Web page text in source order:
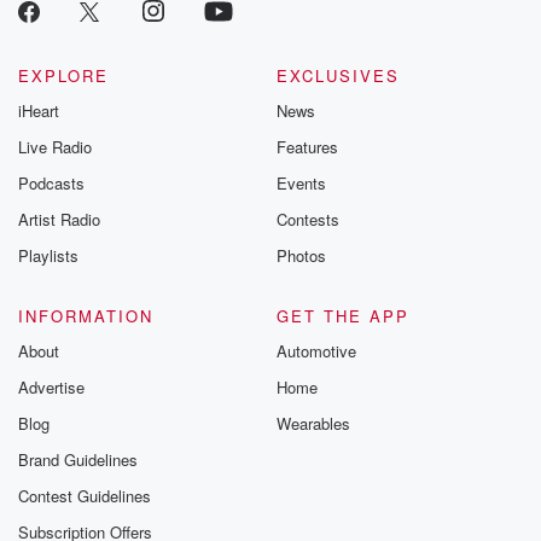
EXPLORE
iHeart
Live Radio
Podcasts
Artist Radio
Playlists
EXCLUSIVES
News
Features
Events
Contests
Photos
INFORMATION
About
Advertise
Blog
Brand Guidelines
Contest Guidelines
Subscription Offers
GET THE APP
Automotive
Home
Wearables